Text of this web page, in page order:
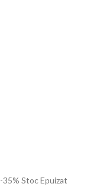
-35% Stoc Epuizat